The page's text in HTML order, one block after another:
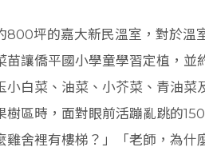
800坪的嘉大新民溫室，對於溫
苗讓僑平國小學童學習定植，並
小白菜、油菜、小芥菜、青油菜
樹區時，面對眼前活蹦亂跳的
雞舍裡有樓梯？」「老師，為什